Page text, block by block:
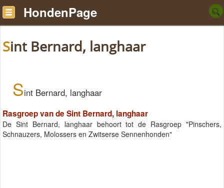
HondenPage
Sint Bernard, langhaar
Sint Bernard, langhaar
Rasgroep van de Sint Bernard, langhaar
De Sint Bernard, langhaar behoort tot de Rasgroep "Pinschers,
Schnauzers, Molossers en Zwitserse Sennenhonden"